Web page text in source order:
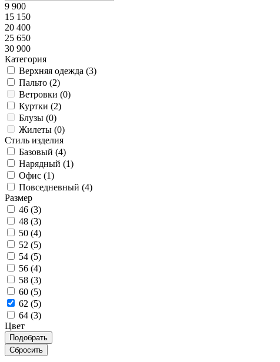
9 900
15 150
20 400
25 650
30 900
Категория
Верхняя одежда (3)
Пальто (2)
Ветровки (0)
Куртки (2)
Блузы (0)
Жилеты (0)
Стиль изделия
Базовый (4)
Нарядный (1)
Офис (1)
Повседневный (4)
Размер
46 (3)
48 (3)
50 (4)
52 (5)
54 (5)
56 (4)
58 (3)
60 (5)
62 (5)
64 (3)
Цвет